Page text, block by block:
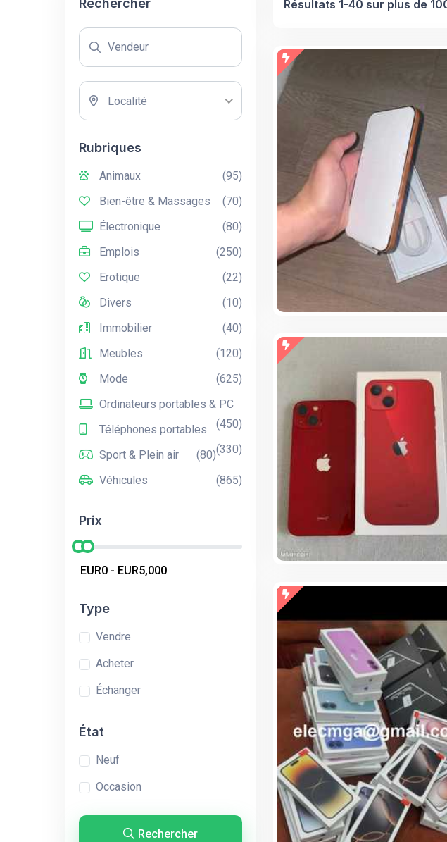
Localité
Rubriques
Animaux
(95)
Bien-être & Massages
(70)
Électronique
(80)
Emplois
(250)
Erotique
(22)
Divers
(10)
Immobilier
(40)
Meubles
(120)
Mode
(625)
Ordinateurs portables & PC
(450)
Téléphones portables
(330)
Sport & Plein air
(80)
Véhicules
(865)
Prix
Type
Vendre
Acheter
Échanger
État
Neuf
Occasion
Rechercher
Résultats 1-40 sur plus de